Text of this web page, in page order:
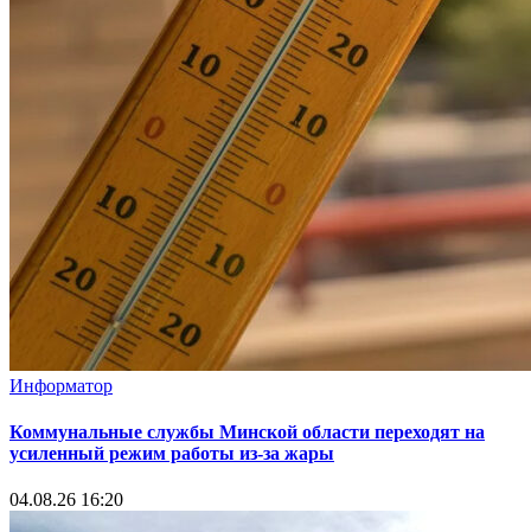
Информатор
Коммунальные службы Минской области переходят на
усиленный режим работы из-за жары
04.08.26 16:20